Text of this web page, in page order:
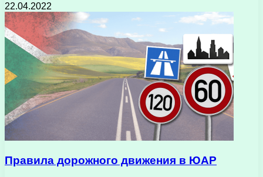
22.04.2022
Правила дорожного движения в ЮАР